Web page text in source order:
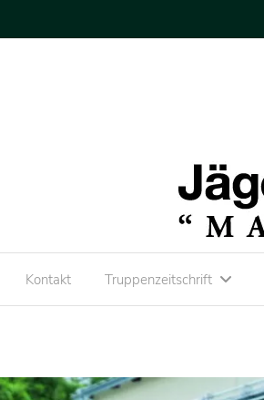
Kontakt Truppenzeitschrift